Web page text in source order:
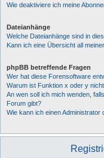
Wie deaktiviere ich meine
Dateianhänge
Welche Dateianhänge sind in
Kann ich eine Übersicht all
phpBB betreffende Fragen
Wer hat diese Forensoftware
Warum ist Funktion x oder y
An wen soll ich mich wenden,
Forum gibt?
Wie kann ich einen